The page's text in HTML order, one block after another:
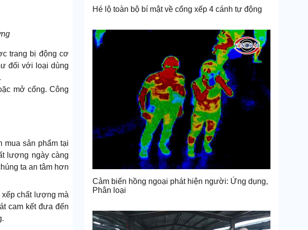
trang bị động cơ
đối với loại dùng
mở cổng. Công
mua sản phẩm tại
lượng ngày càng
ta an tâm hơn
xếp chất lượng mà
cam kết đưa đến
Hé lộ toàn bộ bí mật về cổng xếp 4 cánh tự động
Cảm biến hồng ngoại phát hiện người: Ứng dụng,
Phân loại